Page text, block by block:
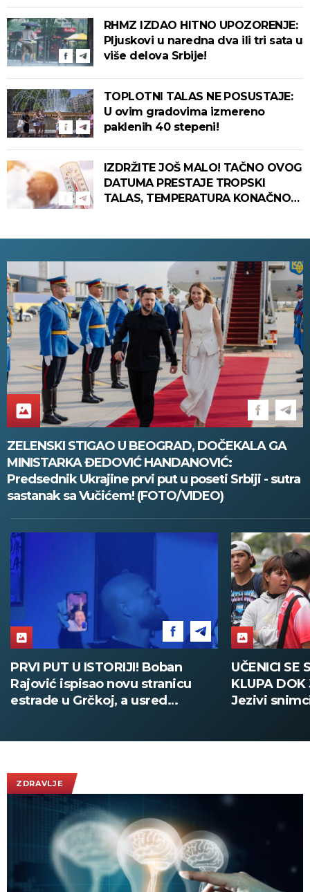
RHMZ IZDAO HITNO UPOZORENJE:
Pljuskovi u naredna dva ili tri sata u
više delova Srbije!
TOPLOTNI TALAS NE POSUSTAJE:
U ovim gradovima izmereno
paklenih 40 stepeni!
IZDRŽITE JOŠ MALO! TAČNO OVOG
DATUMA PRESTAJE TROPSKI
TALAS, TEMPERATURA KONAČNO
ZELENSKI STIGAO U BEOGRAD, DOČEKALA GA
MINISTARKA ĐEDOVIĆ HANDANOVIĆ:
Predsednik Ukrajine prvi put u poseti Srbiji - sutra
sastanak sa Vučićem! (FOTO/VIDEO)
UČENICI SE SAKRILI ISPOD
KLUPA DOK JE VRŠNJAK PUCAO:
Jezivi snimci iz škole na Tajlandu
MRTVIH
ZDRAVLJE